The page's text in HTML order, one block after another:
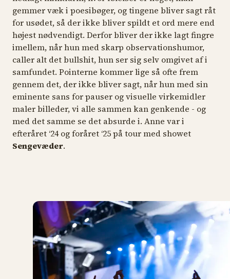
gemmer væk i poesibøger, og tingene bliver sagt råt
for usødet, så der ikke bliver spildt et ord mere end
højest nødvendigt. Derfor bliver der ikke lagt fingre
imellem, når hun med skarp observationshumor,
caller alt det bullshit, hun ser sig selv omgivet af i
samfundet. Pointerne kommer lige så ofte frem
gennem det, der ikke bliver sagt, når hun med sin
eminente sans for pauser og visuelle virkemidler
maler billeder, vi alle sammen kan genkende - og
med det samme se det absurde i. Anne var i
efteråret ‘24 og foråret ‘25 på tour med showet
Sengevæder.